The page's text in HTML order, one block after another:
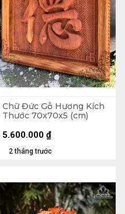
Chữ Đức Gỗ Hương Kích
Thước 70x70x5 (cm)
2 tháng trước
5.600.000 ₫